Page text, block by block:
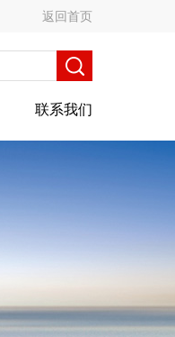
返回首页
联系我们